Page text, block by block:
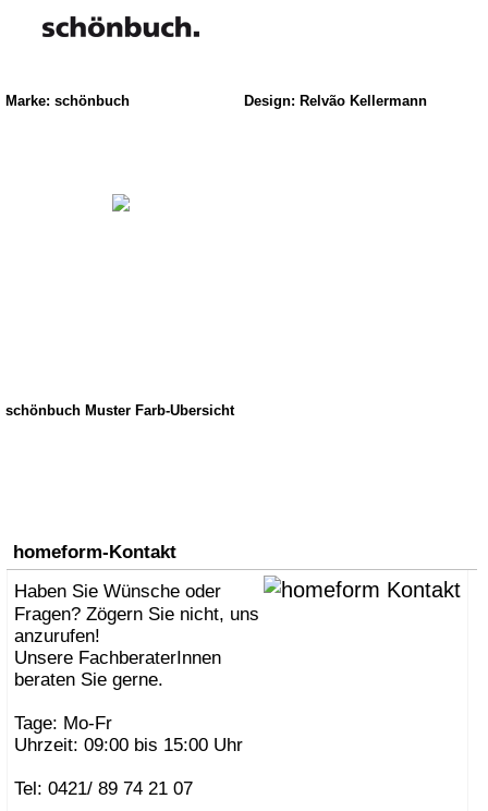
Marke: schönbuch Design: Relvão Kellermann
schönbuch Muster Farb-Übersicht
homeform-Kontakt
Haben Sie Wünsche oder
Fragen? Zögern Sie nicht, uns
anzurufen!
Unsere FachberaterInnen
beraten Sie gerne.
Tage: Mo-Fr
Uhrzeit: 09:00 bis 15:00 Uhr
Tel: 0421/ 89 74 21 07